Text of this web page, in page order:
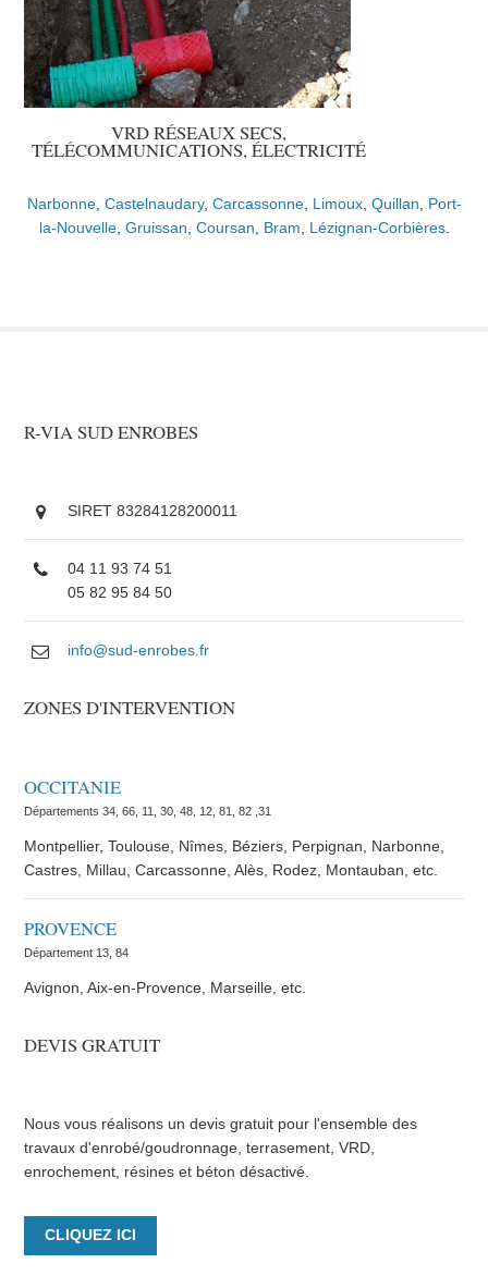
VRD RÉSEAUX SECS,
TÉLÉCOMMUNICATIONS, ÉLECTRICITÉ
Narbonne, Castelnaudary, Carcassonne, Limoux, Quillan, Port-
la-Nouvelle, Gruissan, Coursan, Bram, Lézignan-Corbières.
R-VIA SUD ENROBES
SIRET 83284128200011
04 11 93 74 51
05 82 95 84 50
info@sud-enrobes.fr
ZONES D'INTERVENTION
OCCITANIE
Départements 34, 66, 11, 30, 48, 12, 81, 82 ,31
Montpellier, Toulouse, Nîmes, Béziers, Perpignan, Narbonne,
Castres, Millau, Carcassonne, Alès, Rodez, Montauban, etc.
PROVENCE
Département 13, 84
Avignon, Aix-en-Provence, Marseille, etc.
DEVIS GRATUIT
Nous vous réalisons un devis gratuit pour l'ensemble des
travaux d'enrobé/goudronnage, terrasement, VRD,
enrochement, résines et béton désactivé.
CLIQUEZ ICI